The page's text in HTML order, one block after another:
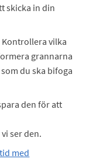
skicka in din
vilka
grannarna
du ska bifoga
den för att
ser den.
med